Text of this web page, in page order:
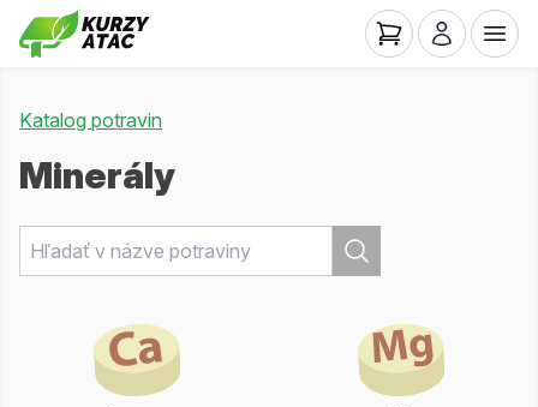
Katalog potravin
Minerály